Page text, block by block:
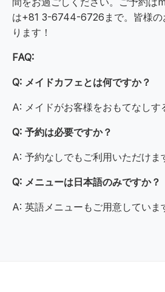
は+81 3-6744-6726まで。皆様の
ります！
FAQ:
Q: メイドカフェとは何ですか？
A: メイドがお客様をおもてなしす
Q: 予約は必要ですか？
A: 予約なしでもご利用いただけま
Q: メニューは日本語のみですか？
A: 英語メニューもご用意していま